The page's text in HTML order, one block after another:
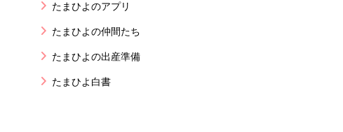
たまひよのアプリ
たまひよの仲間たち
たまひよの出産準備
たまひよ白書